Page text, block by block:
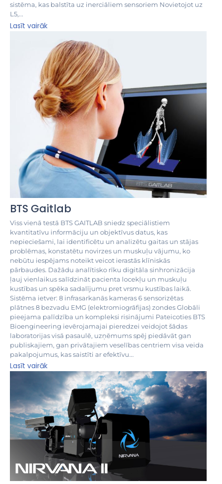
sistēma, kas balstīta uz inerciāliem sensoriem Novietojot uz
L5,...
Lasīt vairāk
BTS Gaitlab
Viss vienā testā BTS GAITLAB sniedz speciālistiem
kvantitatīvu informāciju un objektīvus datus, kas
nepieciešami, lai identificētu un analizētu gaitas un stājas
problēmas, konstatētu novirzes un muskuļu vājumu, ko
nebūtu iespējams noteikt veicot ierastās klīniskās
pārbaudes. Dažādu analītisko rīku digitāla sinhronizācija
ļauj vienlaikus salīdzināt pacienta locekļu un muskuļu
kustības un spēka sadalījumu pret vrsmu kustības laikā.
Sistēma ietver: 8 infrasarkanās kameras 6 sensorizētas
plātnes 8 bezvadu EMG (elektromiogrāfijas) zondes Globāli
pieejama palīdzība un kompleksi risinājumi Pateicoties BTS
Bioengineering ievērojamajai pieredzei veidojot šādas
laboratorijas visā pasaulē, uzņēmums spēj piedāvāt gan
publiskajiem, gan privātajiem veselības centriem visa veida
pakalpojumus, kas saistīti ar efektīvu...
Lasīt vairāk